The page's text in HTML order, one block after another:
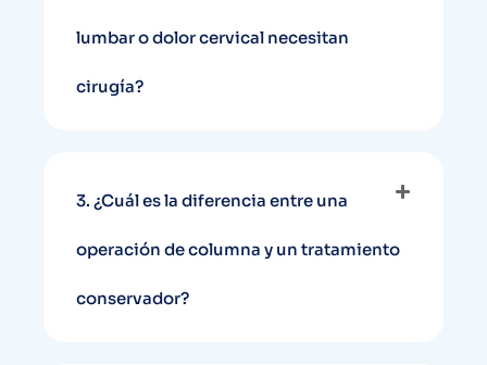
lumbar o dolor cervical necesitan
cirugía?
3. ¿Cuál es la diferencia entre una
operación de columna y un tratamiento
conservador?